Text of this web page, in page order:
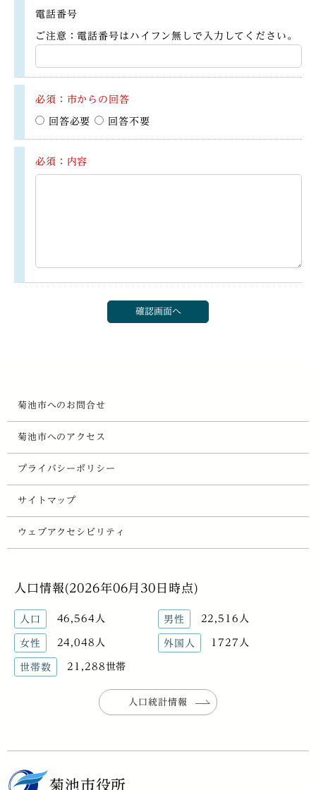
電話番号
ご注意：電話番号はハイフン無しで入力してください。
必須：市からの回答
回答必要 回答不要
必須：内容
菊池市へのお問合せ
菊池市へのアクセス
プライバシーポリシー
サイトマップ
ウェブアクセシビリティ
人口情報(2026年06月30日時点)
人口 46,564人 男性 22,516人
女性 24,048人 外国人 1727人
世帯数 21,288世帯
人口統計情報
菊池市役所